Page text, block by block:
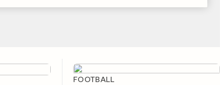
FOOTBALL